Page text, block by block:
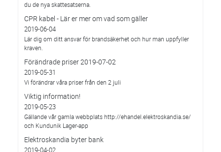
du de nya skattesatserna.
CPR kabel - Lär er mer om vad som gäller
2019-06-04
Lär dig om ditt ansvar för brandsäkerhet och hur man uppfyller
kraven.
Förändrade priser 2019-07-02
2019-05-31
Vi förändrar våra priser från den 2 juli
Viktig information!
2019-05-23
Gällande vår gamla webbplats http://ehandel.elektroskandia.se/
och Kundunik Lager-app
Elektroskandia byter bank
2019-04-02